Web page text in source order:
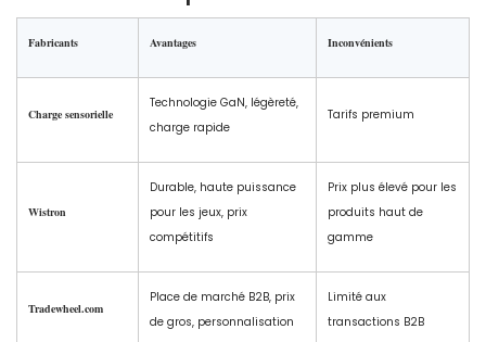
Fabricants Avantages Inconvénients
Charge sensorielle
Technologie GaN, légèreté,
charge rapide
Tarifs premium
Wistron
Durable, haute puissance
pour les jeux, prix
compétitifs
Prix plus élevé pour les
produits haut de
gamme
Tradewheel.com
Place de marché B2B, prix
de gros, personnalisation
Limité aux
transactions B2B